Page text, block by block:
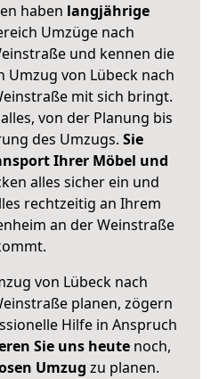
haben langjährige
Umzüge nach
und kennen die
von Lübeck nach
mit sich bringt.
von der Planung bis
des Umzugs. Sie
Ihrer Möbel und
alles sicher ein und
rechtzeitig an Ihrem
an der Weinstraße
von Lübeck nach
planen, zögern
Hilfe in Anspruch
Sie uns heute noch,
Umzug zu planen.